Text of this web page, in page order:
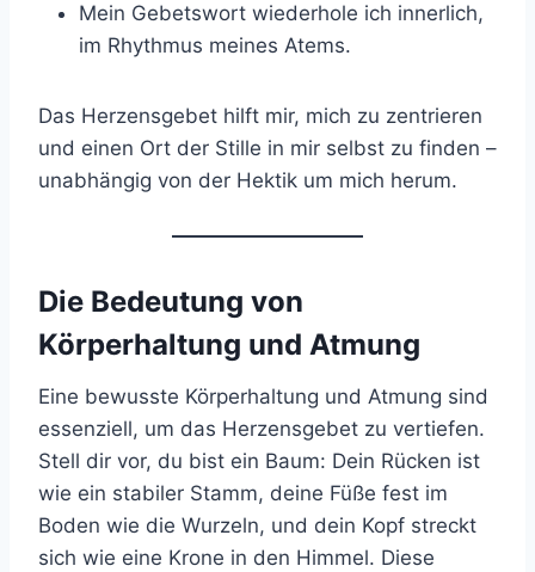
Mein Gebetswort wiederhole ich innerlich,
im Rhythmus meines Atems.
Das Herzensgebet hilft mir, mich zu zentrieren
und einen Ort der Stille in mir selbst zu finden –
unabhängig von der Hektik um mich herum.
Die Bedeutung von
Körperhaltung und Atmung
Eine bewusste Körperhaltung und Atmung sind
essenziell, um das Herzensgebet zu vertiefen.
Stell dir vor, du bist ein Baum: Dein Rücken ist
wie ein stabiler Stamm, deine Füße fest im
Boden wie die Wurzeln, und dein Kopf streckt
sich wie eine Krone in den Himmel. Diese